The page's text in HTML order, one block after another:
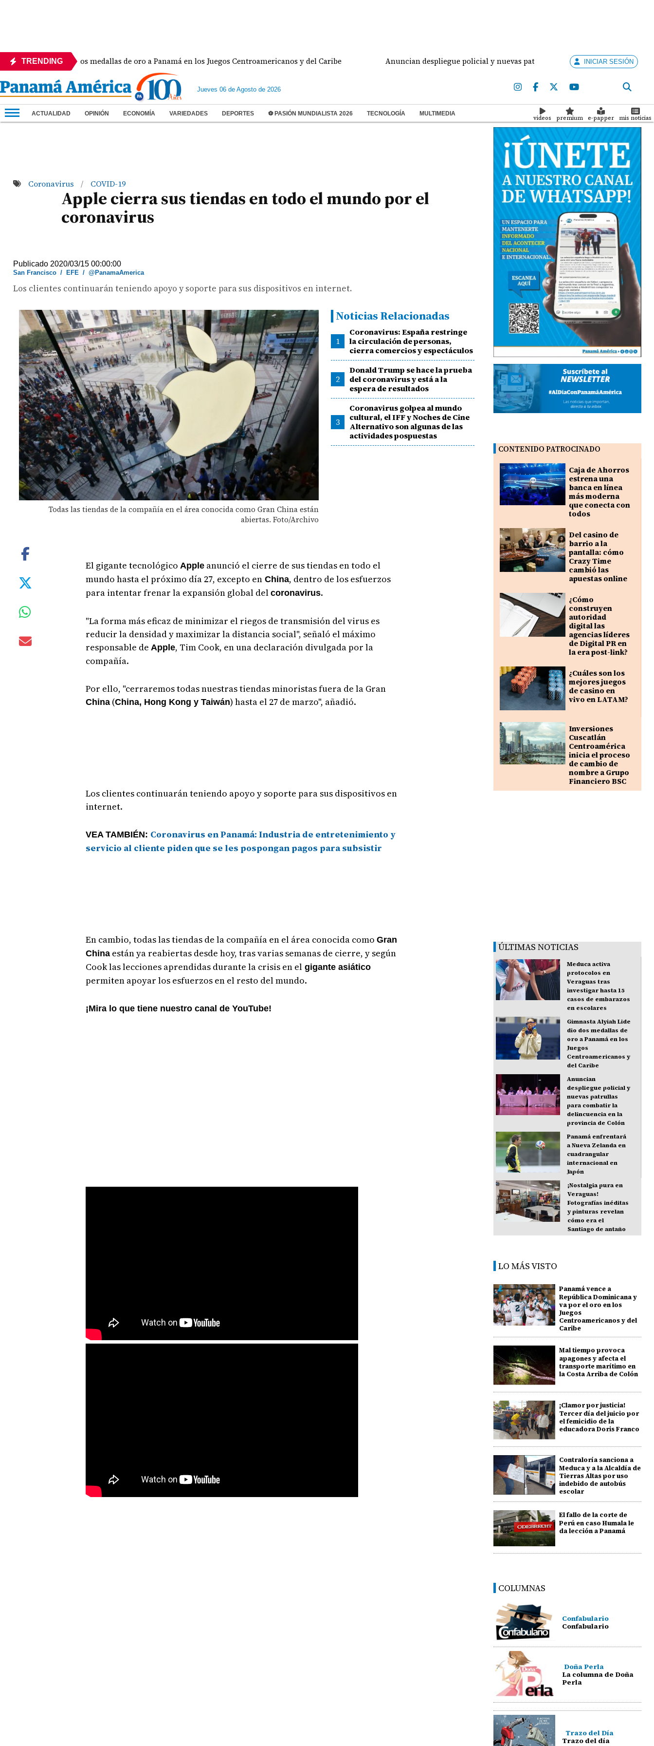
TRENDING
Lide dio dos medallas de oro a Panamá en los Juegos Centroamericanos y del Caribe Anuncian despliegue policial y nuevas patrullas para combatir la delincuencia en
INICIAR SESIÓN
Jueves 06 de Agosto de 2026
ACTUALIDAD OPINIÓN ECONOMÍA VARIEDADES DEPORTES ⚽ PASIÓN MUNDIALISTA 2026 TECNOLOGÍA MULTIMEDIA
videos premium e-papper mis noticias
Coronavirus / COVID-19
Apple cierra sus tiendas en todo el mundo por el
coronavirus
Publicado 2020/03/15 00:00:00
San Francisco / EFE /@PanamaAmerica
Los clientes continuarán teniendo apoyo y soporte para sus dispositivos en internet.
Todas las tiendas de la compañía en el área conocida como Gran China están
abiertas. Foto/Archivo
Noticias Relacionadas
1
Coronavirus: España restringe
la circulación de personas,
cierra comercios y espectáculos
2
Donald Trump se hace la prueba
del coronavirus y está a la
espera de resultados
3
Coronavirus golpea al mundo
cultural, el IFF y Noches de Cine
Alternativo son algunas de las
actividades pospuestas
El gigante tecnológico Appleanunció el cierre de sus tiendas en todo el
mundo hasta el próximo día 27, excepto en China, dentro de los esfuerzos
para intentar frenar la expansión global del coronavirus.
"La forma más eficaz de minimizar el riegos de transmisión del virus es
reducir la densidad y maximizar la distancia social", señaló el máximo
responsable de Apple, Tim Cook, en una declaración divulgada por la
compañía.
Por ello, "cerraremos todas nuestras tiendas minoristas fuera de la Gran
China(China, Hong Kong y Taiwán) hasta el 27 de marzo", añadió.
Los clientes continuarán teniendo apoyo y soporte para sus dispositivos en
internet.
VEA TAMBIÉN: Coronavirus en Panamá: Industria de entretenimiento y
servicio al cliente piden que se les pospongan pagos para subsistir
En cambio, todas las tiendas de la compañía en el área conocida como Gran
Chinaestán ya reabiertas desde hoy, tras varias semanas de cierre, y según
Cook las lecciones aprendidas durante la crisis en el gigante asiático
permiten apoyar los esfuerzos en el resto del mundo.
¡Mira lo que tiene nuestro canal de YouTube!
CONTENIDO PATROCINADO
Caja de Ahorros
estrena una
banca en línea
más moderna
que conecta con
todos
Del casino de
barrio a la
pantalla: cómo
Crazy Time
cambió las
apuestas online
¿Cómo
construyen
autoridad
digital las
agencias líderes
de Digital PR en
la era post-link?
¿Cuáles son los
mejores juegos
de casino en
vivo en LATAM?
Inversiones
Cuscatlán
Centroamérica
inicia el proceso
de cambio de
nombre a Grupo
Financiero BSC
ÚLTIMAS NOTICIAS
Meduca activa
protocolos en
Veraguas tras
investigar hasta 15
casos de embarazos
en escolares
Gimnasta Alyiah Lide
dio dos medallas de
oro a Panamá en los
Juegos
Centroamericanos y
del Caribe
Anuncian
despliegue policial y
nuevas patrullas
para combatir la
delincuencia en la
provincia de Colón
Panamá enfrentará
a Nueva Zelanda en
cuadrangular
internacional en
Japón
¡Nostalgia pura en
Veraguas!
Fotografías inéditas
y pinturas revelan
cómo era el
Santiago de antaño
LO MÁS VISTO
Panamá vence a
República Dominicana y
va por el oro en los
Juegos
Centroamericanos y del
Caribe
Mal tiempo provoca
apagones y afecta el
transporte marítimo en
la Costa Arriba de Colón
¡Clamor por justicia!
Tercer día del juicio por
el femicidio de la
educadora Doris Franco
Contraloría sanciona a
Meduca y a la Alcaldía de
Tierras Altas por uso
indebido de autobús
escolar
El fallo de la corte de
Perú en caso Humala le
da lección a Panamá
COLUMNAS
Confabulario
Confabulario
Doña Perla
La columna de Doña
Perla
Trazo del Día
Trazo del día